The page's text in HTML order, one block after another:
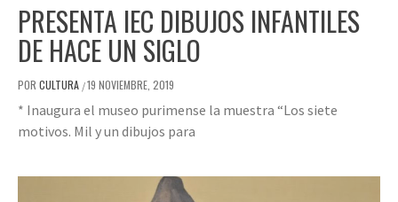
PRESENTA IEC DIBUJOS INFANTILES
DE HACE UN SIGLO
POR CULTURA /19 NOVIEMBRE, 2019
* Inaugura el museo purimense la muestra “Los siete
motivos. Mil y un dibujos para